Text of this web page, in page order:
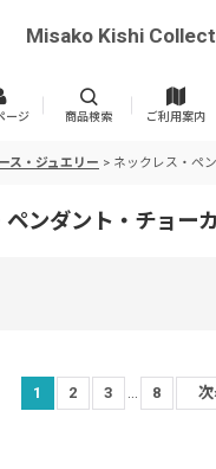
Misako Kishi
ージ 商品検索 ご利用案内
ス・ジュエリー > ネックレス・ペ
ペンダント・チョー
1 2 3 8 次